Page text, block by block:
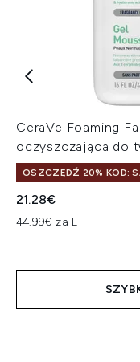
CeraVe Foaming
oczyszczająca do
OSZCZĘDŹ 20% KOD:
21.28€
44.99€ za L